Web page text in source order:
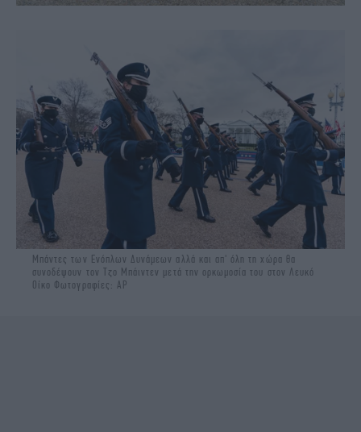
Mπάντες των Ενόπλων Δυνάμεων αλλά και απ' όλη τη χώρα θα
συνοδέψουν τον Τζο Μπάιντεν μετά την ορκωμοσία του στον Λευκό
Οίκο Φωτογραφίες: ΑΡ